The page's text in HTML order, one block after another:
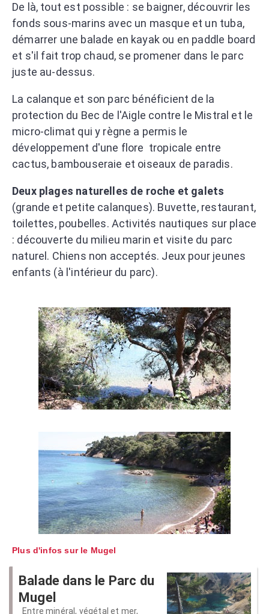
De là, tout est possible : se baigner, découvrir les
fonds sous-marins avec un masque et un tuba,
démarrer une balade en kayak ou en paddle board
et s'il fait trop chaud, se promener dans le parc
juste au-dessus.
La calanque et son parc bénéficient de la
protection du Bec de l'Aigle contre le Mistral et le
micro-climat qui y règne a permis le
développement d'une flore tropicale entre
cactus, bambouseraie et oiseaux de paradis.
Deux plages naturelles de roche et galets
(grande et petite calanques). Buvette, restaurant,
toilettes, poubelles. Activités nautiques sur place
: découverte du milieu marin et visite du parc
naturel. Chiens non acceptés. Jeux pour jeunes
enfants (à l'intérieur du parc).
Plus d'infos sur le Mugel
Balade dans le Parc du
Mugel
Entre minéral, végétal et mer,